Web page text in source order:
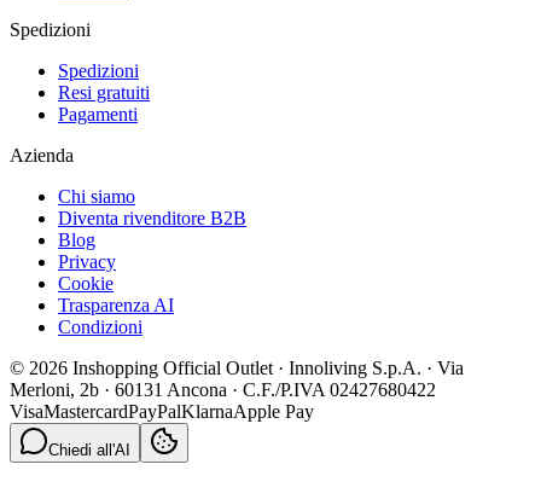
Spedizioni
Spedizioni
Resi gratuiti
Pagamenti
Azienda
Chi siamo
Diventa rivenditore B2B
Blog
Privacy
Cookie
Trasparenza AI
Condizioni
© 2026 Inshopping Official Outlet · Innoliving S.p.A. · Via
Merloni, 2b · 60131 Ancona · C.F./P.IVA 02427680422
VisaMastercardPayPalKlarnaApple Pay
Chiedi all'AI